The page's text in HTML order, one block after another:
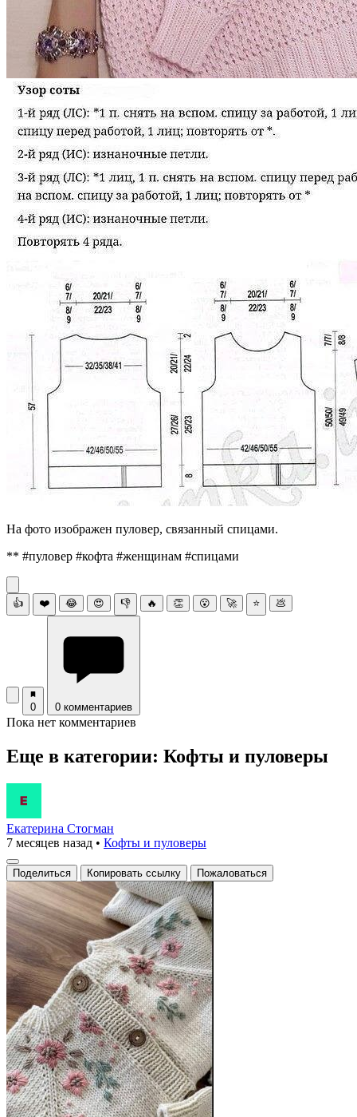
На фото изображен пуловер, связанный спицами.
** #пуловер #кофта #женщинам #спицами
👍 ❤️ 😂 😍 👎 🔥 👏 😮 🚀 ⭐ 💩
0 0 комментариев
Пока нет комментариев
Еще в категории: Кофты и пуловеры
Екатерина Стогман
7 месяцев назад • Кофты и пуловеры
Поделиться Копировать ссылку Пожаловаться